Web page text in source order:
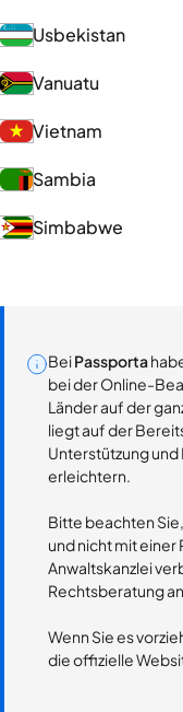
Usbekistan
Vanuatu
Vietnam
Sambia
Simbabwe
BeiPassporta
bei der Online-
Länder auf der
liegt auf der
Unterstützung
erleichtern.
Bitte beachten
und nicht mit
Anwaltskanzlei
Rechtsberatung
Wenn Sie es
die offizielle